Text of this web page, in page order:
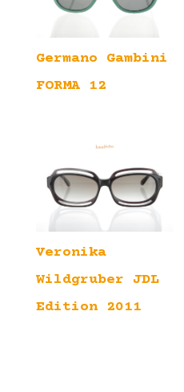
Germano Gambini
FORMA 12
Veronika
Wildgruber JDL
Edition 2011